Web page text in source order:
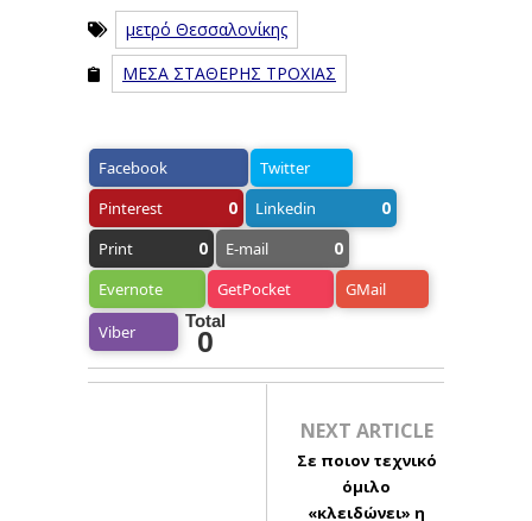
μετρό Θεσσαλονίκης
ΜΕΣΑ ΣΤΑΘΕΡΗΣ ΤΡΟΧΙΑΣ
Facebook
Twitter
Pinterest
0 Linkedin 0
Print 0 E-mail 0
Evernote GetPocket GMail
Viber
Total
0
NEXT ARTICLE
Σε ποιον τεχνικό
όμιλο
«κλειδώνει» η